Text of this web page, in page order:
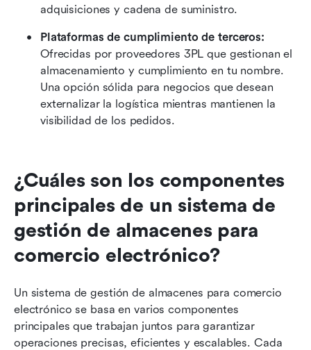
adquisiciones y cadena de suministro.
Ofrecidas por proveedores 3PL que gestionan el
almacenamiento y cumplimiento en tu nombre.
Una opción sólida para negocios que desean
externalizar la logística mientras mantienen la
visibilidad de los pedidos.
¿Cuáles son los componentes
principales de un sistema de
gestión de almacenes para
comercio electrónico?
Un sistema de gestión de almacenes para comercio
electrónico se basa en varios componentes
principales que trabajan juntos para garantizar
operaciones precisas, eficientes y escalables. Cada